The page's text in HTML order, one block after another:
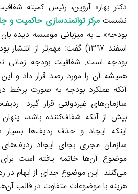
دکتر بهاره آروین، رئیس کمیته
نشست مرکز توانمندسازی حاکمیت و
اسفند ۱۳۹۷) گفت: مهم‌تر از
بودجه است. شفافیت بودجه زمانی
همیشه آن را مورد رصد قرار داد و
آنکه عملکرد بودجه به صورت برخط
سازمان‌های غیردولتی قرار گیرد.
بیش از آنکه شفاف‌کننده باشد،
اینکه ایجاد و حذف ردیف‌ها
سازمان مجری بجای ایجاد
موضوع آن‌ها خاتمه یافته است برای
می‌کنند. این موضوع جدای از ابهام در
هزینه با موضوعات متفاوت در قالب